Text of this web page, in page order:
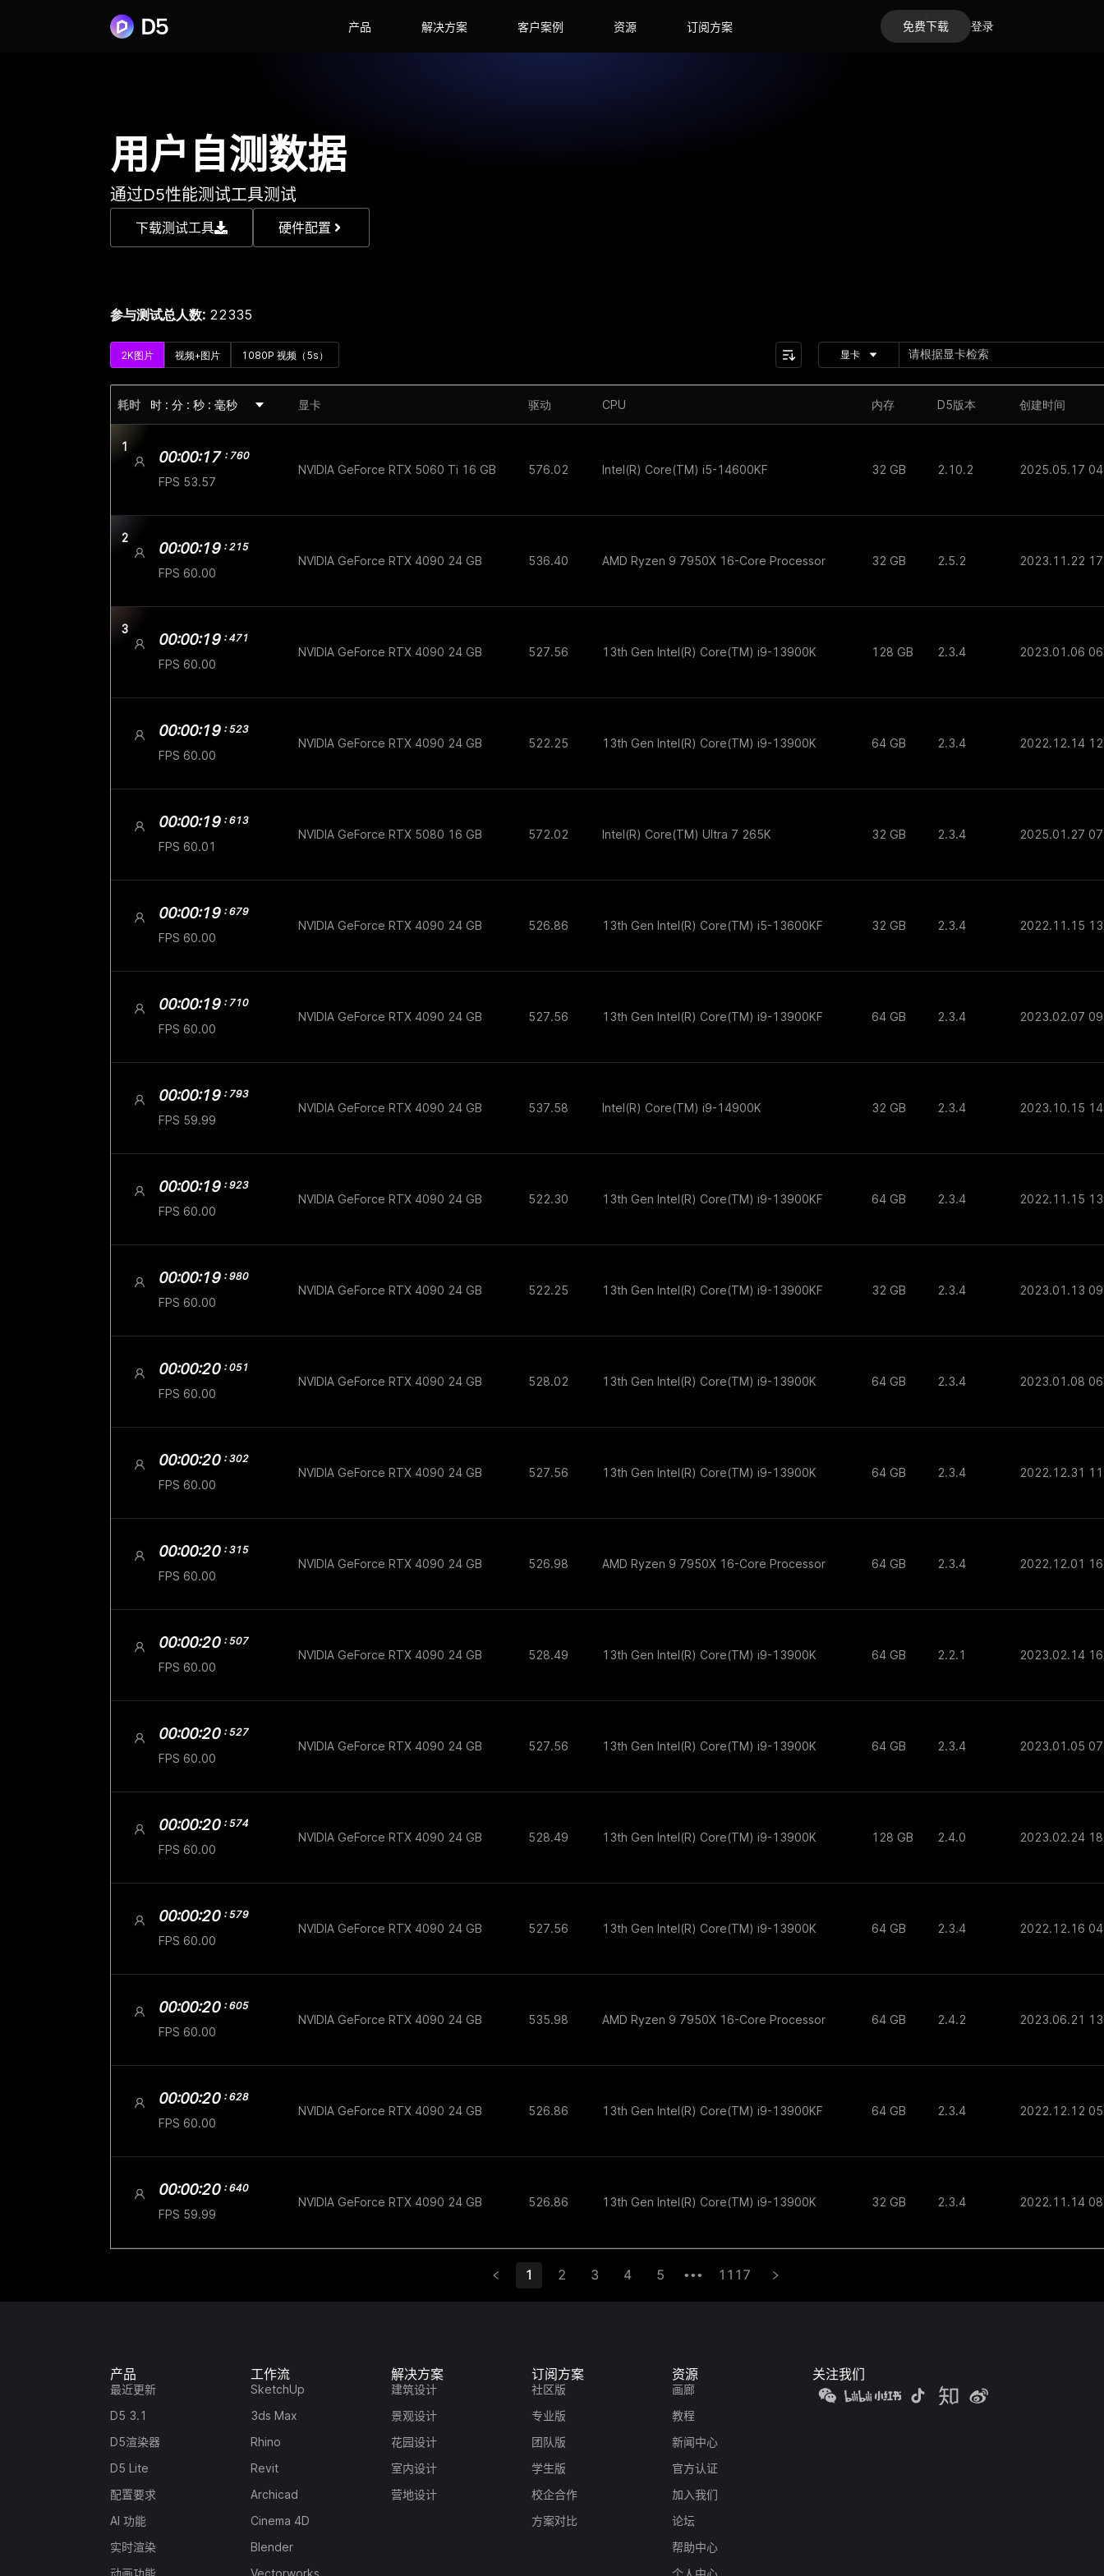
产品 解决方案 客户案例 资源 订阅方案 免费下载 登录
用户自测数据
通过D5性能测试工具测试
下载测试工具 硬件配置
参与测试总人数: 22335
2K图片 视频+图片 1080P 视频（5s） 显卡
耗时 时 : 分 : 秒 : 毫秒 显卡 驱动 CPU 内存 D5版本 创建时间
1
00:00:17 : 760
FPS 53.57
NVIDIA GeForce RTX 5060 Ti 16 GB 576.02 Intel(R) Core(TM) i5-14600KF 32 GB 2.10.2 2025.05.17
2
00:00:19 : 215
FPS 60.00
NVIDIA GeForce RTX 4090 24 GB 536.40 AMD Ryzen 9 7950X 16-Core Processor 32 GB 2.5.2 2023.11.22
3
00:00:19 : 471
FPS 60.00
NVIDIA GeForce RTX 4090 24 GB 527.56 13th Gen Intel(R) Core(TM) i9-13900K 128 GB 2.3.4 2023.01.06
00:00:19 : 523
FPS 60.00
NVIDIA GeForce RTX 4090 24 GB 522.25 13th Gen Intel(R) Core(TM) i9-13900K 64 GB 2.3.4 2022.12.14
00:00:19 : 613
FPS 60.01
NVIDIA GeForce RTX 5080 16 GB 572.02 Intel(R) Core(TM) Ultra 7 265K 32 GB 2.3.4 2025.01.27
00:00:19 : 679
FPS 60.00
NVIDIA GeForce RTX 4090 24 GB 526.86 13th Gen Intel(R) Core(TM) i5-13600KF 32 GB 2.3.4 2022.11.15
00:00:19 : 710
FPS 60.00
NVIDIA GeForce RTX 4090 24 GB 527.56 13th Gen Intel(R) Core(TM) i9-13900KF 64 GB 2.3.4 2023.02.07
00:00:19 : 793
FPS 59.99
NVIDIA GeForce RTX 4090 24 GB 537.58 Intel(R) Core(TM) i9-14900K 32 GB 2.3.4 2023.10.15
00:00:19 : 923
FPS 60.00
NVIDIA GeForce RTX 4090 24 GB 522.30 13th Gen Intel(R) Core(TM) i9-13900KF 64 GB 2.3.4 2022.11.15
00:00:19 : 980
FPS 60.00
NVIDIA GeForce RTX 4090 24 GB 522.25 13th Gen Intel(R) Core(TM) i9-13900KF 32 GB 2.3.4 2023.01.13
00:00:20 : 051
FPS 60.00
NVIDIA GeForce RTX 4090 24 GB 528.02 13th Gen Intel(R) Core(TM) i9-13900K 64 GB 2.3.4 2023.01.08
00:00:20 : 302
FPS 60.00
NVIDIA GeForce RTX 4090 24 GB 527.56 13th Gen Intel(R) Core(TM) i9-13900K 64 GB 2.3.4 2022.12.31
00:00:20 : 315
FPS 60.00
NVIDIA GeForce RTX 4090 24 GB 526.98 AMD Ryzen 9 7950X 16-Core Processor 64 GB 2.3.4 2022.12.01
00:00:20 : 507
FPS 60.00
NVIDIA GeForce RTX 4090 24 GB 528.49 13th Gen Intel(R) Core(TM) i9-13900K 64 GB 2.2.1 2023.02.14
00:00:20 : 527
FPS 60.00
NVIDIA GeForce RTX 4090 24 GB 527.56 13th Gen Intel(R) Core(TM) i9-13900K 64 GB 2.3.4 2023.01.05
00:00:20 : 574
FPS 60.00
NVIDIA GeForce RTX 4090 24 GB 528.49 13th Gen Intel(R) Core(TM) i9-13900K 128 GB 2.4.0 2023.02.24
00:00:20 : 579
FPS 60.00
NVIDIA GeForce RTX 4090 24 GB 527.56 13th Gen Intel(R) Core(TM) i9-13900K 64 GB 2.3.4 2022.12.16
00:00:20 : 605
FPS 60.00
NVIDIA GeForce RTX 4090 24 GB 535.98 AMD Ryzen 9 7950X 16-Core Processor 64 GB 2.4.2 2023.06.21
00:00:20 : 628
FPS 60.00
NVIDIA GeForce RTX 4090 24 GB 526.86 13th Gen Intel(R) Core(TM) i9-13900KF 64 GB 2.3.4 2022.12.12
00:00:20 : 640
FPS 59.99
NVIDIA GeForce RTX 4090 24 GB 526.86 13th Gen Intel(R) Core(TM) i9-13900K 32 GB 2.3.4 2022.11.14
1 2 3 4 5 ••• 1117
产品
最近更新
D5 3.1
D5渲染器
D5 Lite
配置要求
AI 功能
实时渲染
动画功能
工作流
SketchUp
3ds Max
Rhino
Revit
Archicad
Cinema 4D
Blender
Vectorworks
解决方案
建筑设计
景观设计
花园设计
室内设计
营地设计
订阅方案
社区版
专业版
团队版
学生版
校企合作
方案对比
资源
画廊
教程
新闻中心
官方认证
加入我们
论坛
帮助中心
个人中心
关注我们